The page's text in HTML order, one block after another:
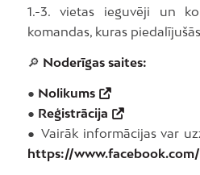
1.-3. vietas ieguvēji un
komandas, kuras
🔎 Noderīgas saites:
● Nolikums
● Reģistrācija
● Vairāk informācijas var
https://